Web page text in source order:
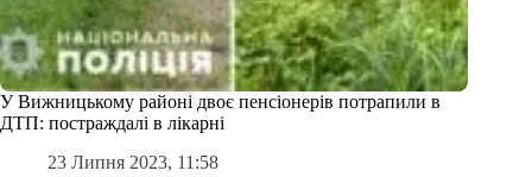
У Вижницькому районі двоє пенсіонерів потрапили в
ДТП: постраждалі в лікарні
23 Липня 2023, 11:58